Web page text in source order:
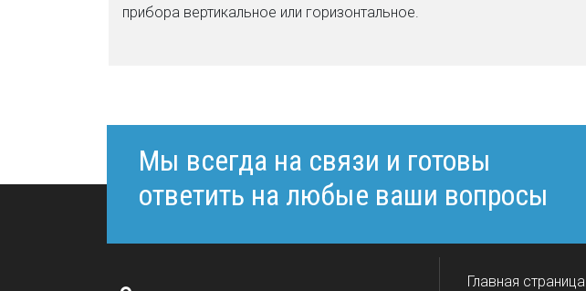
прибора вертикальное или горизонтальное.
Мы всегда на связи и готовы
ответить на любые ваши вопросы
Главная страница